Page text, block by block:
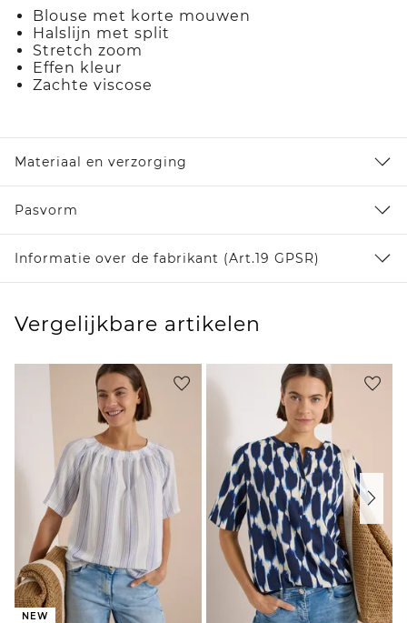
Blouse met korte mouwen
Halslijn met split
Stretch zoom
Effen kleur
Zachte viscose
Materiaal en verzorging
Pasvorm
Informatie over de fabrikant (Art.19 GPSR)
Vergelijkbare artikelen
NEW